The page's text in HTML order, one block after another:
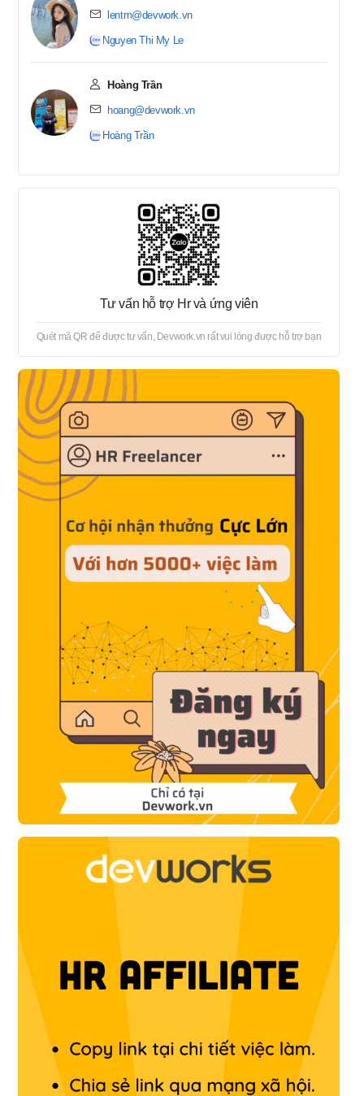
및 AI Engineer와 협력하여 AI 모
델을 실제 제품에 적용 시스템
성능 최적화: 페이지 로딩 속도
화하여 사용자 경험 향상 보안
및 시스템 관리: 보안 솔루션 구
축, AI 데이터가 안전하고 효율적
lentm@devwork.vn
Nguyen Thi My Le
Hoàng Trần
hoang@devwork.vn
Hoàng Trần
Tư vấn hỗ trợ Hr và ứng viên
Quét mã QR để được tư vấn, Devwork.vn rất vui lòng được hỗ trợ bạn